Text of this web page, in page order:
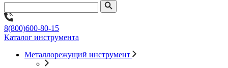
8(800)600-80-15
Каталог инструмента
Металлорежущий инструмент